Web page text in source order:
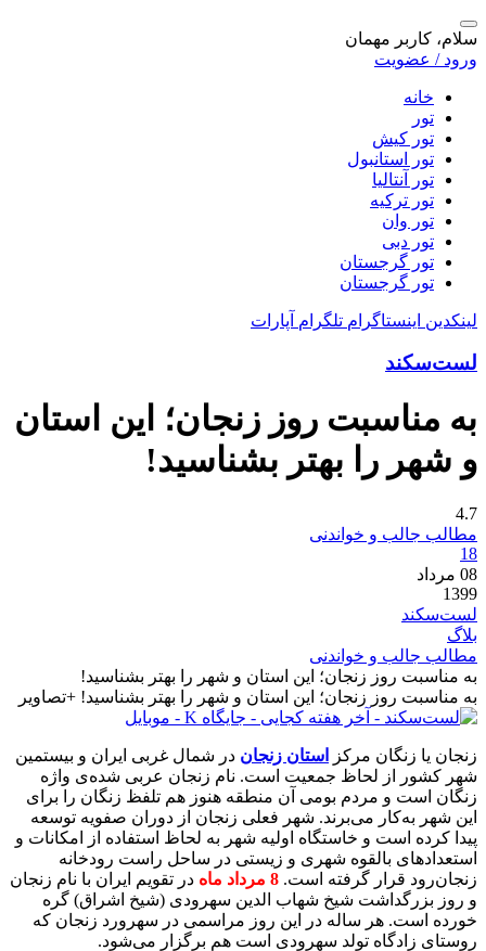
سلام، کاربر مهمان
ورود / عضویت
خانه
تور
تور کیش
تور استانبول
تور آنتالیا
تور ترکیه
تور وان
تور دبی
تور گرجستان
تور گرجستان
لینکدین اینستاگرام تلگرام آپارات
لست‌سکند
به مناسبت روز زنجان؛ این استان
و شهر را بهتر بشناسید!
4.7
مطالب جالب و خواندنی
18
08 مرداد
1399
لست‌سکند
بلاگ
مطالب جالب و خواندنی
به مناسبت روز زنجان؛ این استان و شهر را بهتر بشناسید!
به مناسبت روز زنجان؛ این استان و شهر را بهتر بشناسید! +تصاویر
زنجان یا زنگان مرکز استان زنجان در شمال غربی ایران و بیستمین
شهر کشور از لحاظ جمعیت است. نام زنجان عربی ‌شده‌ی واژه
زنگان است و مردم بومی آن منطقه هنوز هم تلفظ زنگان را برای
این شهر به‌کار می‌برند. شهر فعلی زنجان از دوران صفویه توسعه
پیدا کرده است و خاستگاه اولیه شهر به لحاظ استفاده از امکانات و
استعدادهای بالقوه شهری و زیستی در ساحل راست رودخانه
زنجان‌رود قرار گرفته است. 8 مرداد ماه
در تقویم ایران با نام زنجان
و روز بزرگداشت شیخ شهاب الدین سهرودی (شیخ اشراق) گره
خورده است. هر ساله در این روز مراسمی در سهرورد زنجان که
روستای زادگاه تولد سهرودی است هم برگزار می‌شود.